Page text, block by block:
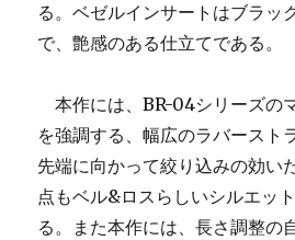
る。ベゼルインサートはブラッ
で、艶感のある仕立てである。
本作には、BR-04シリーズの
を強調する、幅広のラバースト
先端に向かって絞り込みの効い
点もベル&ロスらしいシルエッ
る。また本作には、長さ調整の